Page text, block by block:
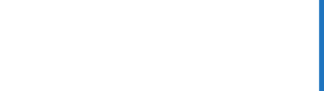
5 stelle su 5
4 stelle su 5
3 stelle su 5
2 stelle su 5